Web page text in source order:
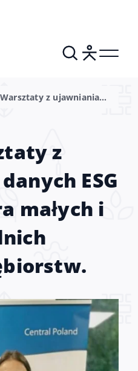
Warsztaty z ujawniania
z
ESG
małych i